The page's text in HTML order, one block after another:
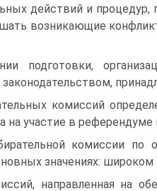
действий и
возникающие
подготовки,
комиссий
на участие в
комиссии по
значениях: широком
направленная на